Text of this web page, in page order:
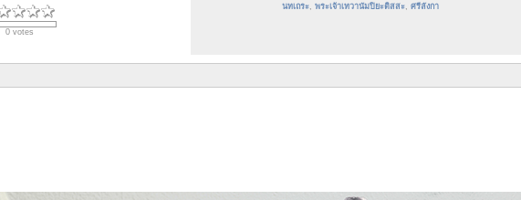
0 votes
นทเถระ, พระเจ้าเทวานัมปิยะติสสะ, ศรีลังกา